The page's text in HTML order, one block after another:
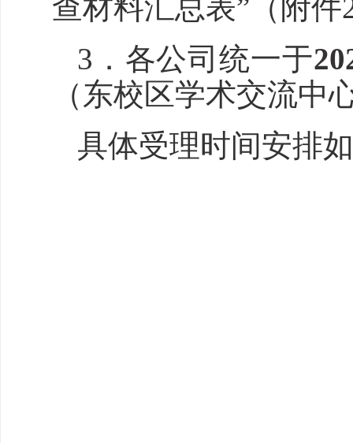
查材料汇总表” （附
3 ． 各公司统一于
（东校区学术交流中
具体受理时间安排